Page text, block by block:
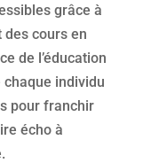
grâce à
des cours en
de l’éducation
individu
pour franchir
écho à